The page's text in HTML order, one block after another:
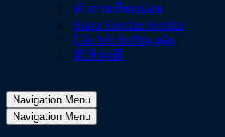
คำถามที่พบบ่อย
Sıkça Sorulan Sorular
Câu hỏi thường gặp
常见问题
Navigation Menu
Navigation Menu